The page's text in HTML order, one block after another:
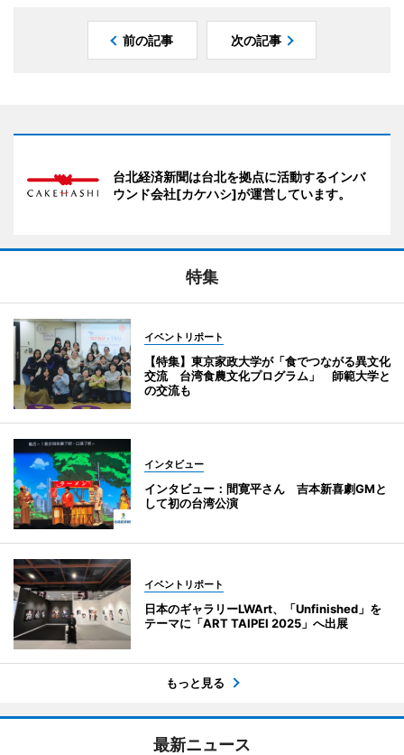
前の記事 次の記事
台北経済新聞は台北を拠点に活動するインバ
ウンド会社[カケハシ]が運営しています。
特集
イベントリポート
【特集】東京家政大学が「食でつながる異文化
交流 台湾食農文化プログラム」 師範大学と
の交流も
インタビュー
インタビュー：間寛平さん 吉本新喜劇GMと
して初の台湾公演
イベントリポート
日本のギャラリーLWArt、「Unfinished」を
テーマに「ART TAIPEI 2025」へ出展
もっと見る
最新ニュース